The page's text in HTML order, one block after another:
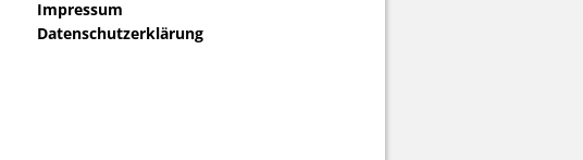
Impressum
Datenschutzerklärung